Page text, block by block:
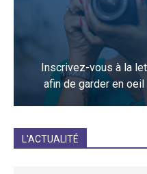
Inscrivez-vous à la
afin de garder en
L'ACTUALITÉ